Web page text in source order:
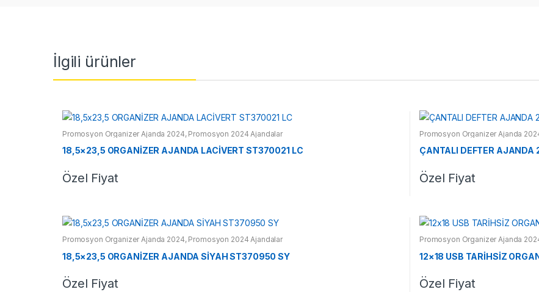
İlgili ürünler
Promosyon Organizer Ajanda 2024, Promosyon 2024 Ajandalar
18,5×23,5 ORGANİZER AJANDA LACİVERT ST370021 LC
Özel Fiyat
Promosyon Organizer Ajanda
ÇANTALI DEFTER
Özel Fiyat
Promosyon Organizer Ajanda 2024, Promosyon 2024 Ajandalar
18,5×23,5 ORGANİZER AJANDA SİYAH ST370950 SY
Özel Fiyat
Promosyon Organizer Ajanda
12×18 USB TARİHSİZ
Özel Fiyat